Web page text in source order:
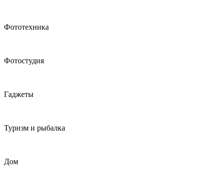
Фототехника
Фотостудия
Гаджеты
Туризм и рыбалка
Дом